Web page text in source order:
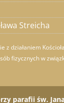
Streicha
działaniem
fizycznych w
parafii św.